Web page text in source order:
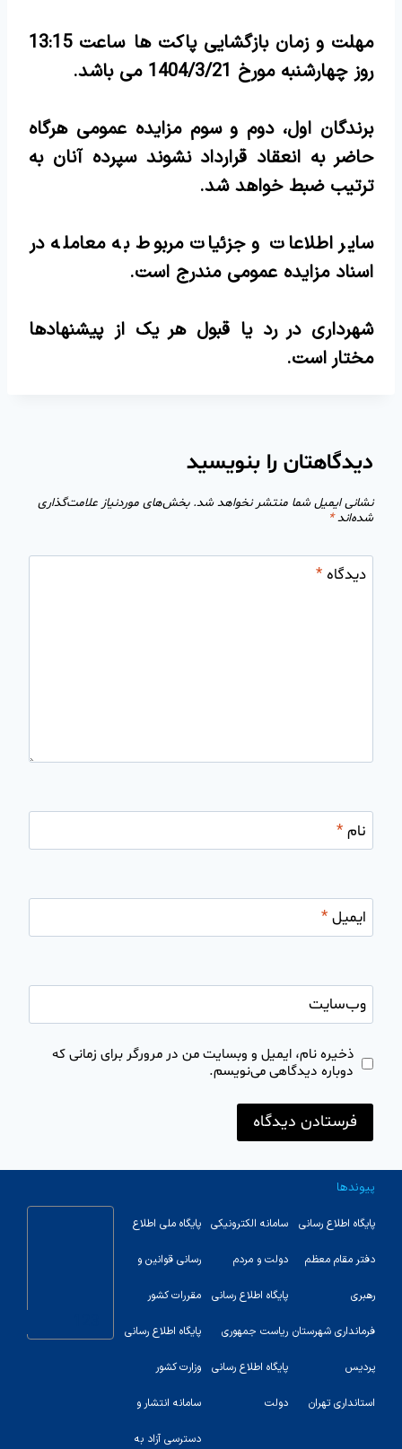
مهلت و زمان بازگشایی پاکت ها ساعت 13:15
روز چهارشنبه مورخ 1404/3/21 می باشد.
برندگان اول، دوم و سوم مزایده عمومی هرگاه
حاضر به انعقاد قرارداد نشوند سپرده آنان به
ترتیب ضبط خواهد شد.
سایر اطلاعات و جزئیات مربوط به معامله در
اسناد مزایده عمومی مندرج است.
شهرداری در رد یا قبول هر یک از پیشنهادها
مختار است.
دیدگاهتان را بنویسید
نشانی ایمیل شما منتشر نخواهد شد. بخش‌های موردنیاز علامت‌گذاری
شده‌اند*
دیدگاه*
نام*
ایمیل*
وب‌سایت
ذخیره نام، ایمیل و وبسایت من در مرورگر برای زمانی که
دوباره دیدگاهی می‌نویسم.
پیوندها
پایگاه اطلاع رسانی
دفتر مقام معظم
رهبری
فرمانداری شهرستان
پردیس
استانداری تهران
سامانه الکترونیکی
دولت و مردم
پایگاه اطلاع رسانی
ریاست جمهوری
پایگاه اطلاع رسانی
دولت
پایگاه ملی اطلاع
رسانی قوانین و
مقررات کشور
پایگاه اطلاع رسانی
وزارت کشور
سامانه انتشار و
دسترسی آزاد به